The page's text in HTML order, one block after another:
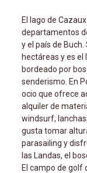
El lago de Cazaux Sanguinet se encuentra entre los
departamentos
y el país de
hectáreas y es
bordeado por
senderismo. En
ocio que ofrece
alquiler de
windsurf,
gusta tomar
parasailing y
las Landas, el
El campo de golf